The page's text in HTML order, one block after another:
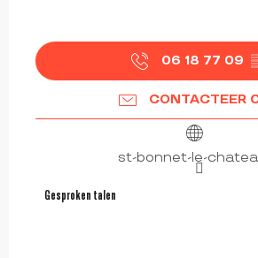
06 18 77 09
CONTACTEER
st-bonnet-le-
Gesproken talen
Gesproken talen